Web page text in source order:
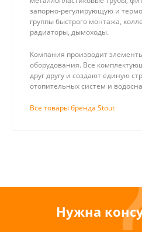
запорно-регулирующую и
группы быстрого монтажа,
радиаторы, дымоходы.
Компания производит
оборудования. Все
друг другу и создают единую
отопительных систем и
Все товары бренда Stout
Нужна